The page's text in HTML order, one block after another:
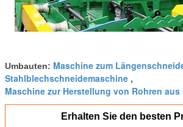
Umbauten: Maschine zum
Stahlblechschneidemaschine ,
Maschine zur Herstellung von Rohren
Erhalten Sie den besten